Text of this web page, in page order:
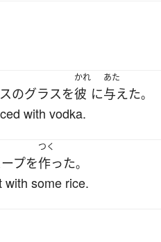
のグラスを
かれ
彼 に
あた
与えた。
with vodka.
プを
つく
作った。
with some rice.